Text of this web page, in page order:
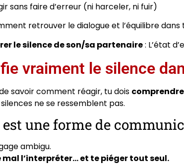
sans faire d’erreur (ni harceler, ni fuir)
retrouver le dialogue et l’équilibre
le silence de son/sa partenaire: L’état
vraiment le silence
savoir comment réagir, tu dois
ne se ressemblent pas.
est une forme de
ambigu.
mal l’interpréter… et te piéger tout seul.